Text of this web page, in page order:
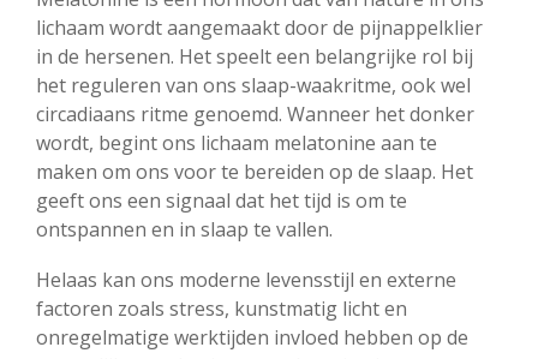
lichaam wordt aangemaakt door de pijnappelklier
in de hersenen. Het speelt een belangrijke rol bij
het reguleren van ons slaap-waakritme, ook wel
circadiaans ritme genoemd. Wanneer het donker
wordt, begint ons lichaam melatonine aan te
maken om ons voor te bereiden op de slaap. Het
geeft ons een signaal dat het tijd is om te
ontspannen en in slaap te vallen.
Helaas kan ons moderne levensstijl en externe
factoren zoals stress, kunstmatig licht en
onregelmatige werktijden invloed hebben op de